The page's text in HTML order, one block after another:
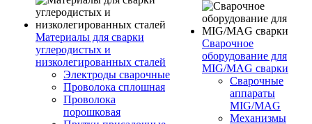
Материалы для сварки
углеродистых и
низколегированных сталей
Электроды сварочные
Проволока сплошная
Проволока
порошковая
Сварочное
оборудование для
MIG/MAG сварки
Сварочные
аппараты
MIG/MAG
Механизмы